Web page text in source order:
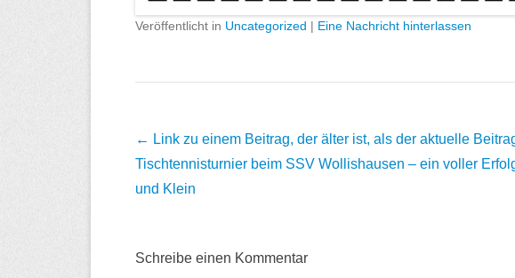
Veröffentlicht in Uncategorized | Eine Nachricht hinterlassen
Beitrags
Übersicht
← Link zu einem Beitrag, der älter ist, als der aktuelle
Tischtennisturnier beim SSV Wollishausen – ein voller
und Klein
Schreibe einen Kommentar